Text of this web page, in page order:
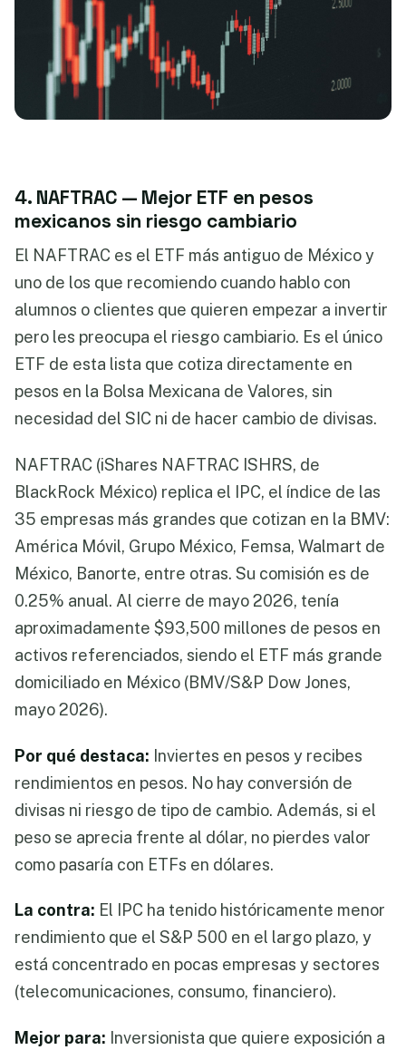
4. NAFTRAC — Mejor ETF en pesos
mexicanos sin riesgo cambiario
El NAFTRAC es el ETF más antiguo de México y
uno de los que recomiendo cuando hablo con
alumnos o clientes que quieren empezar a invertir
pero les preocupa el riesgo cambiario. Es el único
ETF de esta lista que cotiza directamente en
pesos en la Bolsa Mexicana de Valores, sin
necesidad del SIC ni de hacer cambio de divisas.
NAFTRAC (iShares NAFTRAC ISHRS, de
BlackRock México) replica el IPC, el índice de las
35 empresas más grandes que cotizan en la BMV:
América Móvil, Grupo México, Femsa, Walmart de
México, Banorte, entre otras. Su comisión es de
0.25% anual. Al cierre de mayo 2026, tenía
aproximadamente $93,500 millones de pesos en
activos referenciados, siendo el ETF más grande
domiciliado en México (BMV/S&P Dow Jones,
mayo 2026).
Por qué destaca: Inviertes en pesos y recibes
rendimientos en pesos. No hay conversión de
divisas ni riesgo de tipo de cambio. Además, si el
peso se aprecia frente al dólar, no pierdes valor
como pasaría con ETFs en dólares.
La contra: El IPC ha tenido históricamente menor
rendimiento que el S&P 500 en el largo plazo, y
está concentrado en pocas empresas y sectores
(telecomunicaciones, consumo, financiero).
Mejor para: Inversionista que quiere exposición a